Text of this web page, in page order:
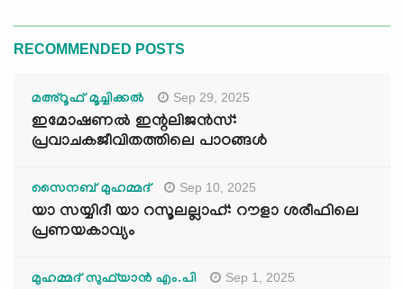
RECOMMENDED POSTS
മഅ്റൂഫ് മൂച്ചിക്കല്‍ Sep 29, 2025
ഇമോഷണൽ ഇന്റലിജൻസ്:
പ്രവാചകജീവിതത്തിലെ പാഠങ്ങൾ
സൈനബ് മുഹമ്മദ് Sep 10, 2025
യാ സയ്യിദീ യാ റസൂലല്ലാഹ്: റൗളാ ശരീഫിലെ
പ്രണയകാവ്യം
മുഹമ്മദ് സുഫ്‌യാൻ എം.പി Sep 1, 2025